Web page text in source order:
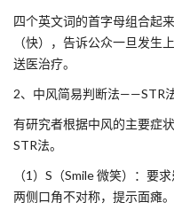
四个英文词的首字母组合起
（快），告诉公众一旦发生
送医治疗。
2、中风简易判断法——STR
有研究者根据中风的主要症
STR法。
（1）S（Smile 微笑）：要
两侧口角不对称，提示面瘫。